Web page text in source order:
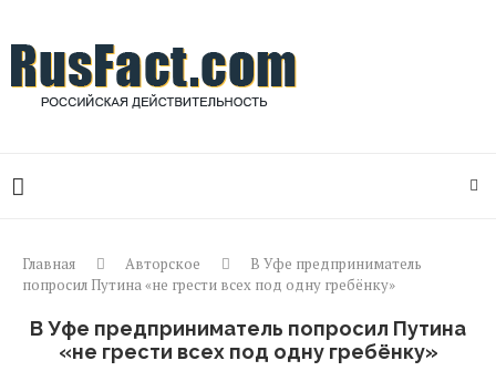
Главная Авторское
В Уфе предприниматель
попросил Путина «не грести всех под одну гребёнку»
В Уфе предприниматель попросил Путина
«не грести всех под одну гребёнку»